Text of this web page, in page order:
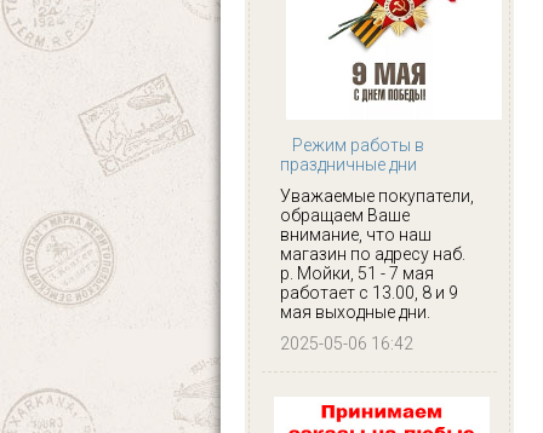
Режим работы в
праздничные дни
Уважаемые покупатели,
обращаем Ваше
внимание, что наш
магазин по адресу наб.
р. Мойки, 51 - 7 мая
работает с 13.00, 8 и 9
мая выходные дни.
2025-05-06 16:42